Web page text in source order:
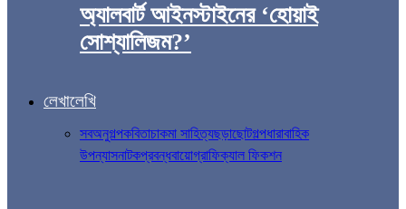
অ্যালবার্ট আইনস্টাইনের ‘হোয়াই
সোশ্যালিজম?’
লেখালেখি
সবঅনুগল্পকবিতাচাকমা সাহিত্যছড়াছোটগল্পধারাবাহিক
উপন্যাসনাটকপ্রবন্ধবায়োগ্রাফিক্যাল ফিকশন